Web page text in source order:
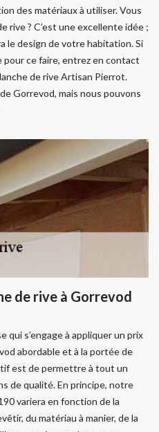
des matériaux à utiliser. Vous
rive ? C’est une excellente idée ;
le design de votre habitation. Si
pour ce faire, entrez en contact
de rive Artisan Pierrot.
Gorrevod, mais nous pouvons
de rive à Gorrevod
s’engage à appliquer un prix
abordable et à la portée de
est de permettre à tout un
de qualité. En principe, notre
variera en fonction de la
du matériau à manier, de la